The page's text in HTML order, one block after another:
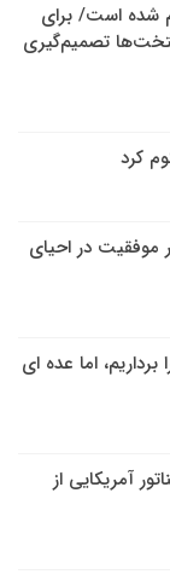
شده است/ برای
تصمیم‌گیری
کرد
موفقیت در احیای
اما عده ای
آمریکایی از